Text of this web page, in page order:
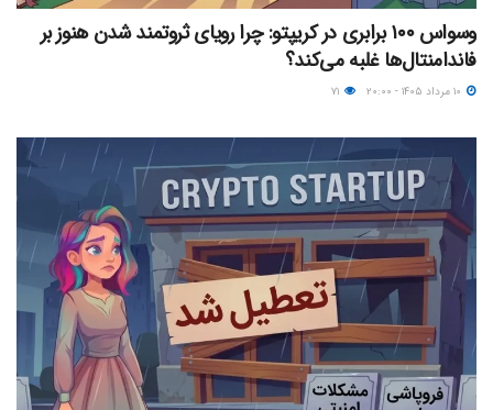
وسواس ۱۰۰ برابری در کریپتو: چرا رویای ثروتمند شدن هنوز بر
فاندامنتال‌ها غلبه می‌کند؟